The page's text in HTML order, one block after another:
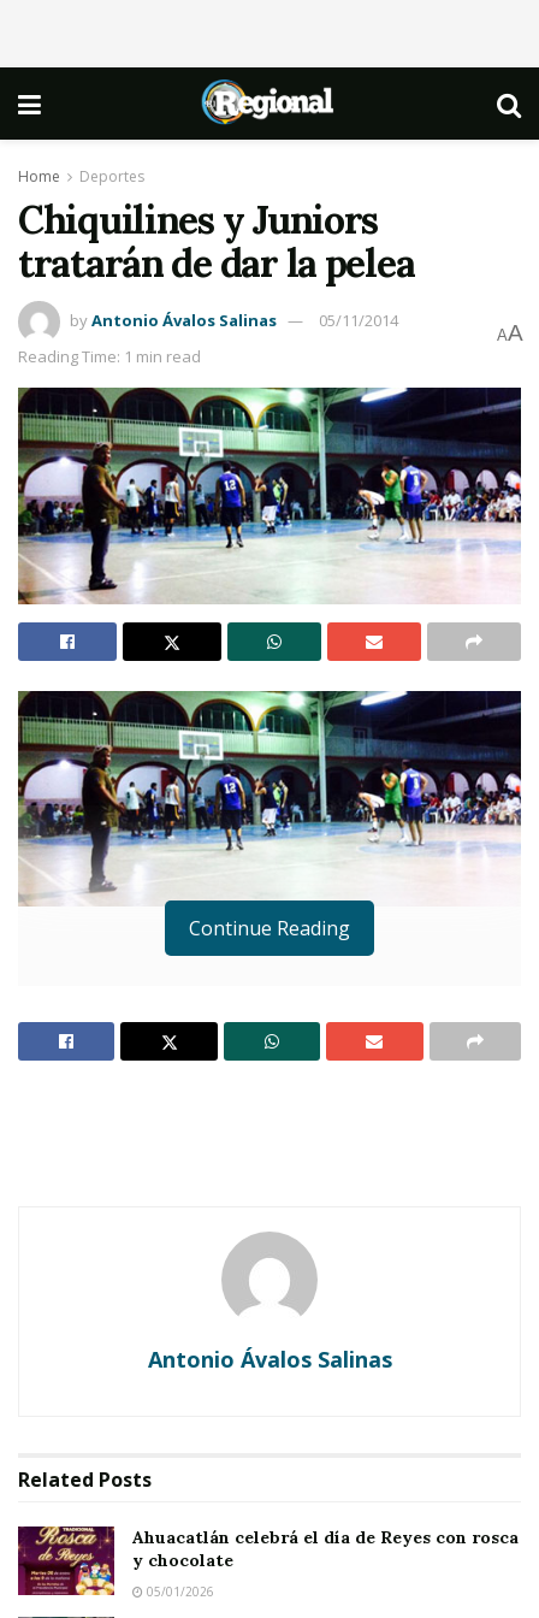
Home Deportes
Chiquilines y Juniors
tratarán de dar la pelea
byAntonio Ávalos Salinas
05/11/2014
Reading Time: 1 min read
AA
Notas Relacionadas
Continue Reading
Antonio Ávalos Salinas
Related Posts
Ahuacatlán celebrá el día de Reyes con rosca
y chocolate
05/01/2026